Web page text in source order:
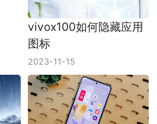
vivox100如何隐藏应用
图标
2023-11-15